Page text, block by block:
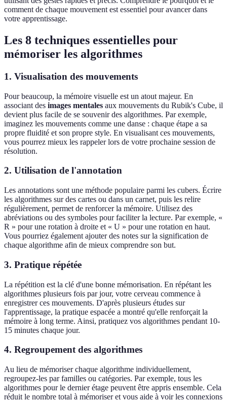
comment de chaque mouvement est essentiel pour avancer dans
votre apprentissage.
Les 8 techniques essentielles pour
mémoriser les algorithmes
1. Visualisation des mouvements
Pour beaucoup, la mémoire visuelle est un atout majeur. En
associant des images mentales aux mouvements du Rubik's Cube, il
devient plus facile de se souvenir des algorithmes. Par exemple,
imaginez les mouvements comme une danse : chaque étape a sa
propre fluidité et son propre style. En visualisant ces mouvements,
vous pourrez mieux les rappeler lors de votre prochaine session de
résolution.
2. Utilisation de l'annotation
Les annotations sont une méthode populaire parmi les cubers. Écrire
les algorithmes sur des cartes ou dans un carnet, puis les relire
régulièrement, permet de renforcer la mémoire. Utilisez des
abréviations ou des symboles pour faciliter la lecture. Par exemple, «
R » pour une rotation à droite et « U » pour une rotation en haut.
Vous pourriez également ajouter des notes sur la signification de
chaque algorithme afin de mieux comprendre son but.
3. Pratique répétée
La répétition est la clé d'une bonne mémorisation. En répétant les
algorithmes plusieurs fois par jour, votre cerveau commence à
enregistrer ces mouvements. D'après plusieurs études sur
l'apprentissage, la pratique espacée a montré qu'elle renforçait la
mémoire à long terme. Ainsi, pratiquez vos algorithmes pendant 10-
15 minutes chaque jour.
4. Regroupement des algorithmes
Au lieu de mémoriser chaque algorithme individuellement,
regroupez-les par familles ou catégories. Par exemple, tous les
algorithmes pour le dernier étage peuvent être appris ensemble. Cela
réduit le nombre total à mémoriser et vous aide à voir les connexions